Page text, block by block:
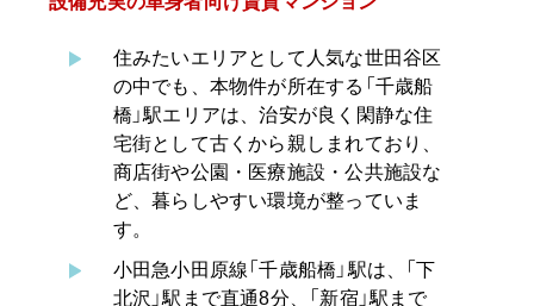
住みたいエリアとして人気な世田谷区
の中でも、本物件が所在する「千歳船
橋」駅エリアは、治安が良く閑静な住
宅街として古くから親しまれており、
商店街や公園・医療施設・公共施設な
ど、暮らしやすい環境が整っていま
す。
小田急小田原線「千歳船橋」駅は、「下
北沢」駅まで直通8分、「新宿」駅まで